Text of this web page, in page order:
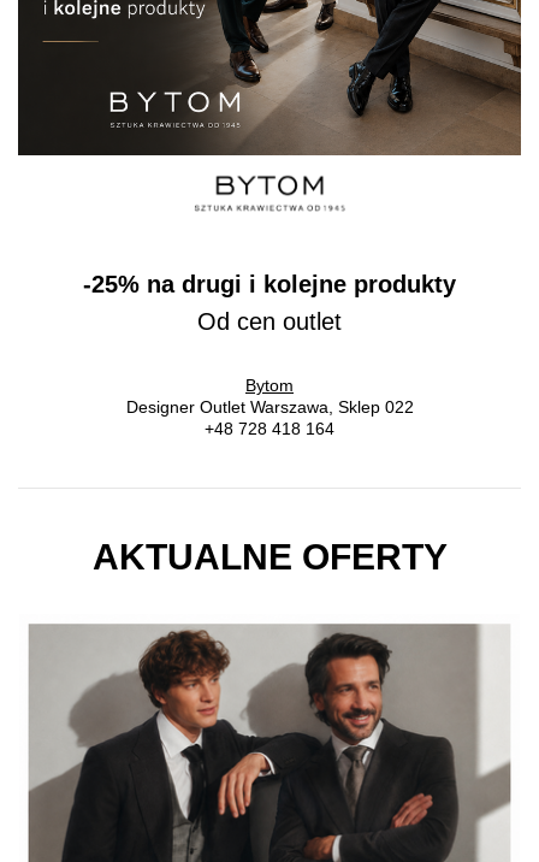
-25% na drugi i kolejne produkty
Od cen outlet
Bytom
Designer Outlet Warszawa, Sklep 022
+48 728 418 164
AKTUALNE OFERTY